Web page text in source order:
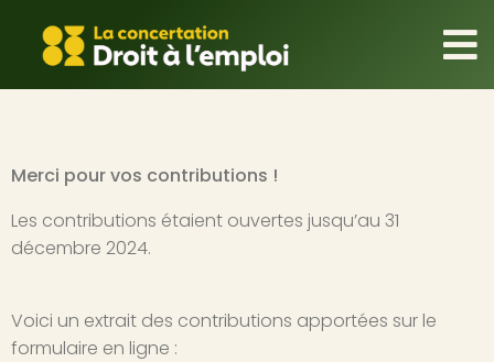
Merci pour vos contributions !
Les contributions étaient ouvertes jusqu’au 31
décembre 2024.
Voici un extrait des contributions apportées sur le
formulaire en ligne :